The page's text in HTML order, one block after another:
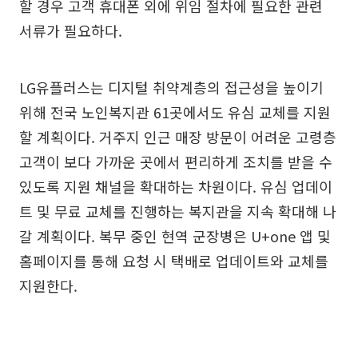
할 경우 고객 휴대폰 외에 위임 절차에 필요한 관련
서류가 필요하다.
LG유플러스는 디지털 취약계층의 접근성을 높이기
위해 전국 노인복지관 61곳에서도 유심 교체를 지원
할 계획이다. 거주지 인근 매장 방문이 어려운 고령층
고객이 보다 가까운 곳에서 편리하게 조치를 받을 수
있도록 지원 채널을 확대하는 차원이다. 유심 업데이
트 및 무료 교체를 진행하는 복지관을 지속 확대해 나
갈 계획이다. 복무 중인 현역 군장병은 U+one 앱 및
홈페이지를 통해 요청 시 택배로 업데이트와 교체를
지원한다.